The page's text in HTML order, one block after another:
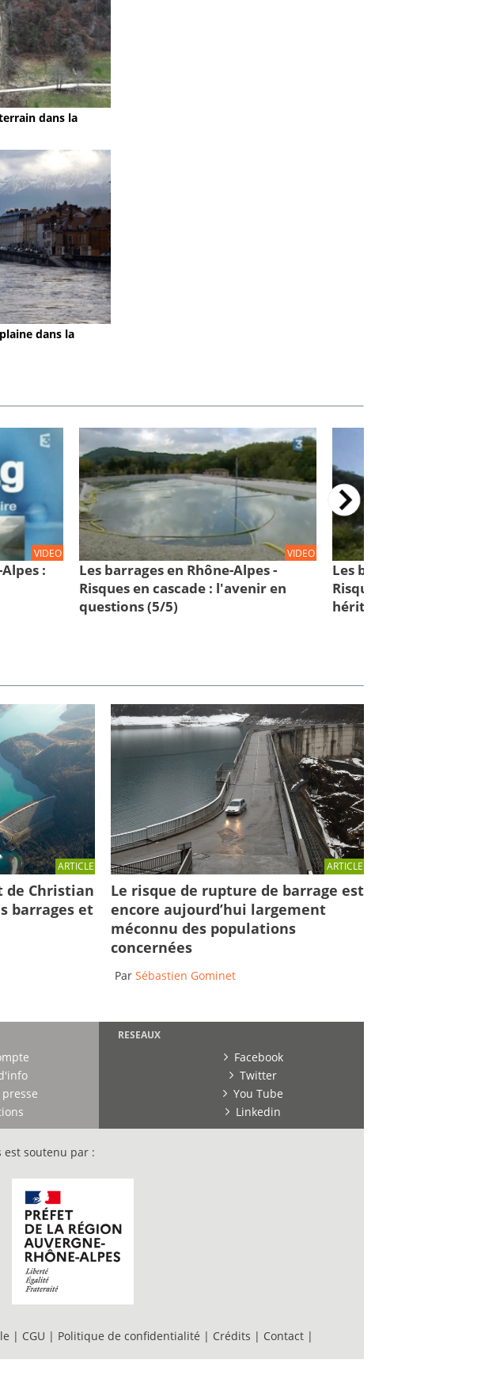
dans la
dans la
VIDEO
:
VIDEO
Les barrages en Rhône-Alpes -
Risques en cascade : l'avenir en
questions (5/5)
Les barrages en Rhône-
Risques en cascade : un
héritage (4/5)
ARTICLE
de Christian
barrages et
ARTICLE
Le risque de rupture de barrage est
encore aujourd’hui largement
méconnu des populations
concernées
Par Sébastien Gominet
RESEAUX
Facebook
Twitter
You Tube
Linkedin
est soutenu par :
| CGU | Politique de confidentialité | Crédits | Contact |